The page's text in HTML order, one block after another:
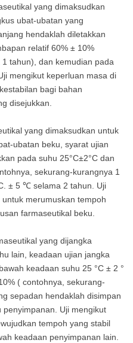
yang dimaksudkan
ubat-ubatan yang
hendaklah diletakkan
relatif 60% ± 10%
tahun), dan kemudian pada
mengikut keperluan masa di
bagi bahan
disejukkan.
yang dimaksudkan untuk
ubatan beku, syarat ujian
pada suhu 25°C±2°C dan
sekurang-kurangnya 1
± 5 ℃ selama 2 tahun. Uji
merumuskan tempoh
farmaseutikal beku.
yang dijangka
lain, keadaan ujian jangka
keadaan suhu 25 °C ± 2 °
( contohnya, sekurang-
sepadan hendaklah disimpan
Uji mengikut
tempoh yang stabil
keadaan penyimpanan lain.